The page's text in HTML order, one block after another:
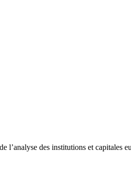
l’analyse des institutions et capitales